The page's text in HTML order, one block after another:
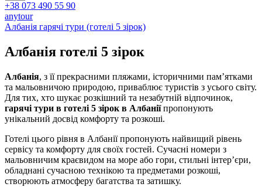
+38 073 490 55 90
anytour
Албанія гарячі тури (готелі 5 зірок)
Албанія готелі 5 зірок
Албанія, з її прекрасними пляжами, історичними пам’ятками
та мальовничою природою, приваблює туристів з усього світу.
Для тих, хто шукає розкішний та незабутній відпочинок,
гарячі тури в готелі 5 зірок в Албаніїпропонують
унікальний досвід комфорту та розкоші.
Готелі цього рівня в Албанії пропонують найвищий рівень
сервісу та комфорту для своїх гостей. Сучасні номери з
мальовничим краєвидом на море або гори, стильні інтер’єри,
обладнані сучасною технікою та предметами розкоші,
створюють атмосферу багатства та затишку.